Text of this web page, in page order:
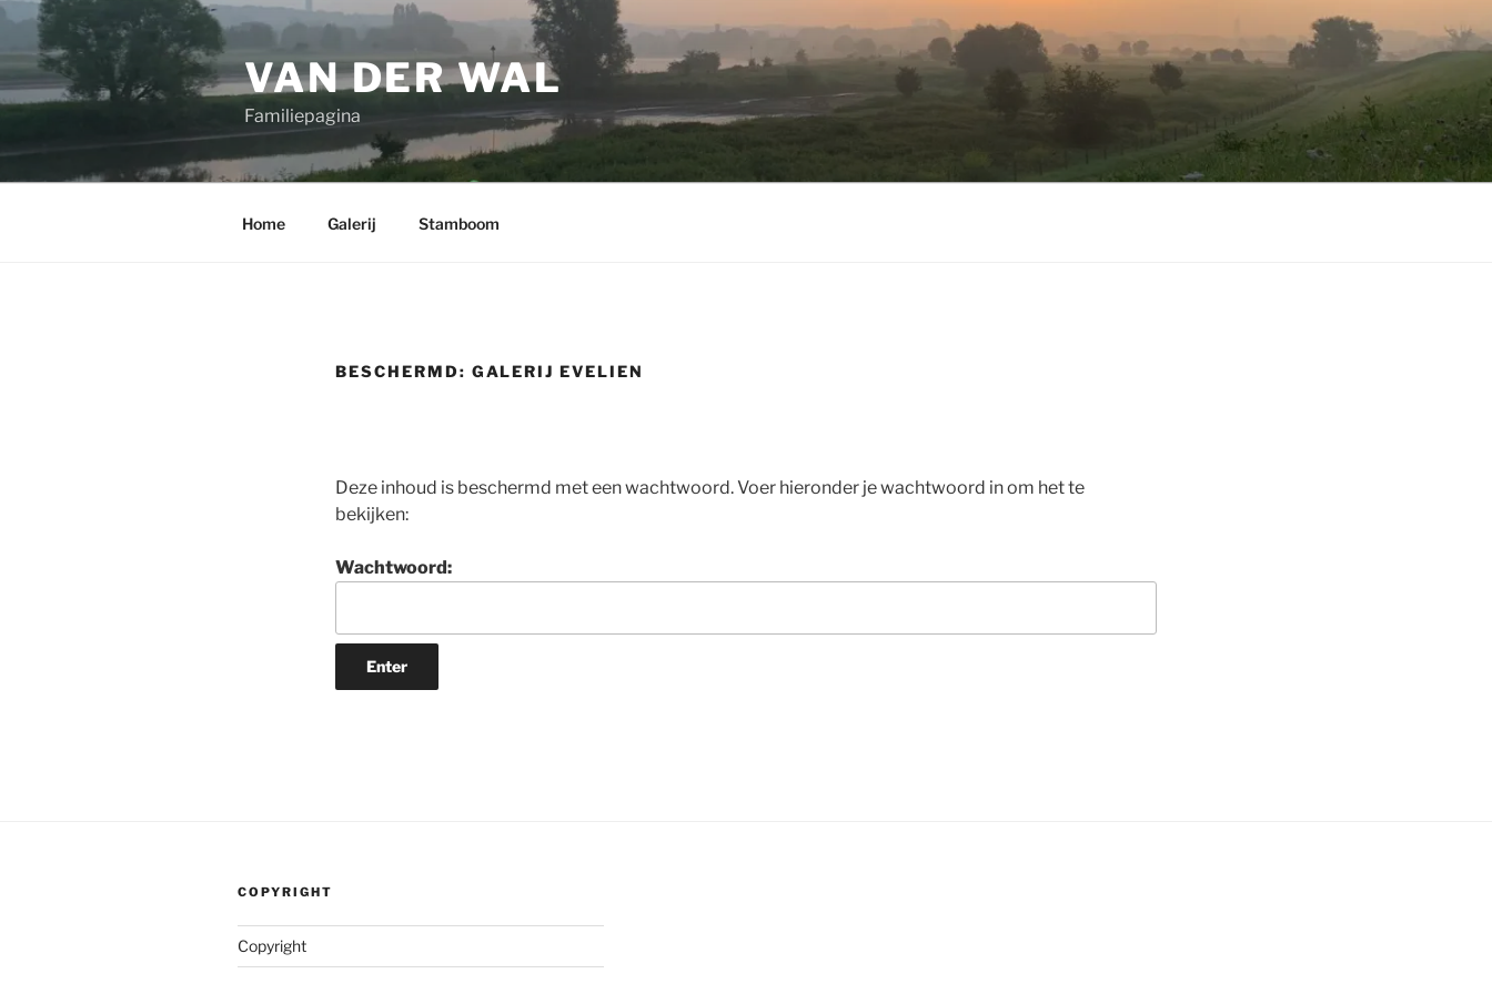
Ga
de
inhoud
VAN DER WAL
Familiepagina
Home Galerij Stamboom
BESCHERMD: GALERIJ EVELIEN
Deze inhoud is beschermd met een wachtwoord. Voer hieronder je wachtwoord in om het te
bekijken:
Wachtwoord:
COPYRIGHT
Copyright